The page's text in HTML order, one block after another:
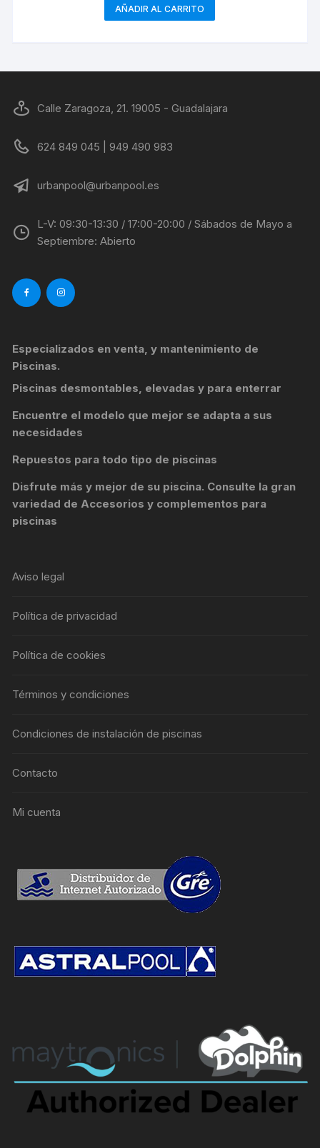
AÑADIR AL CARRITO
Calle Zaragoza, 21. 19005 - Guadalajara
624 849 045 | 949 490 983
urbanpool@urbanpool.es
L-V: 09:30-13:30 / 17:00-20:00 / Sábados de Mayo a
Septiembre: Abierto
Especializados en venta, y mantenimiento de
Piscinas.
Piscinas desmontables, elevadas y para enterrar
Encuentre el modelo que mejor se adapta a sus
necesidades
Repuestos para todo tipo de piscinas
Disfrute más y mejor de su piscina. Consulte la gran
variedad de Accesorios y complementos para
piscinas
Aviso legal
Política de privacidad
Política de cookies
Términos y condiciones
Condiciones de instalación de piscinas
Contacto
Mi cuenta